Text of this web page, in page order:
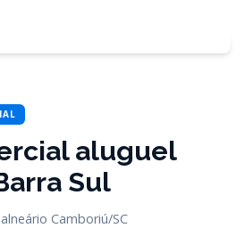
aluguel
Sul
Camboriú/SC